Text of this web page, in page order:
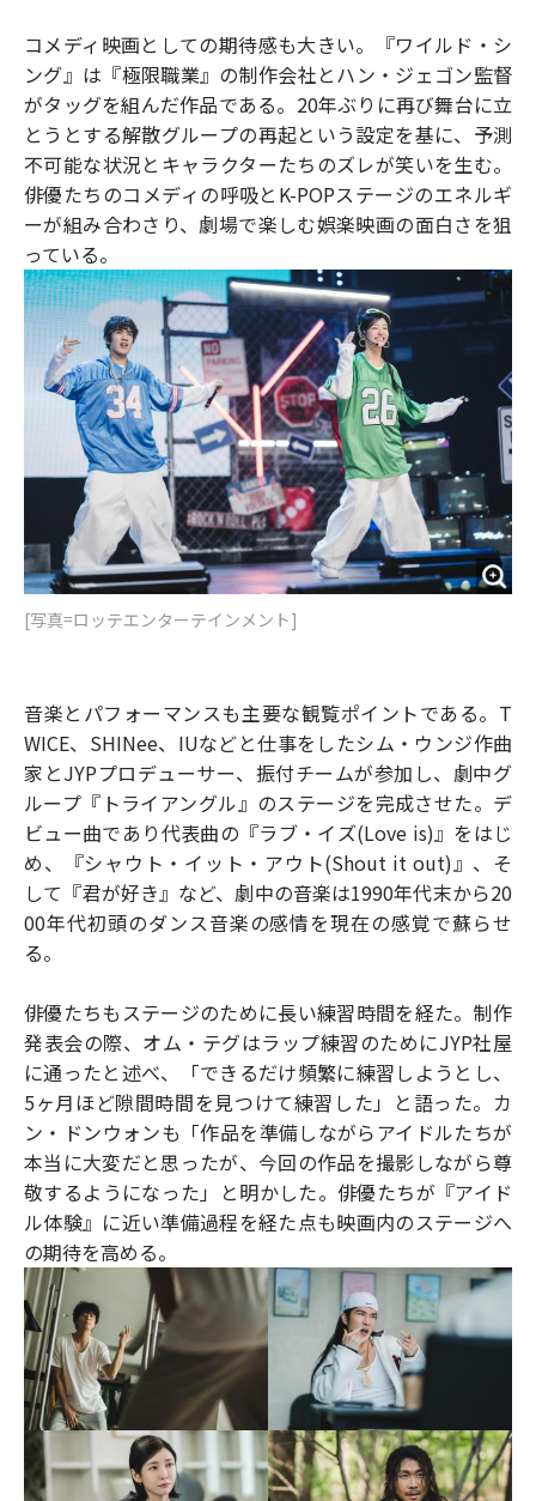
コメディ映画としての期待感も大きい。『ワイルド・シ
ング』は『極限職業』の制作会社とハン・ジェゴン監督
がタッグを組んだ作品である。20年ぶりに再び舞台に立
とうとする解散グループの再起という設定を基に、予測
不可能な状況とキャラクターたちのズレが笑いを生む。
俳優たちのコメディの呼吸とK-POPステージのエネルギ
ーが組み合わさり、劇場で楽しむ娯楽映画の面白さを狙
っている。
[写真=ロッテエンターテインメント]
音楽とパフォーマンスも主要な観覧ポイントである。T
WICE、SHINee、IUなどと仕事をしたシム・ウンジ作曲
家とJYPプロデューサー、振付チームが参加し、劇中グ
ループ『トライアングル』のステージを完成させた。デ
ビュー曲であり代表曲の『ラブ・イズ(Love is)』をはじ
め、『シャウト・イット・アウト(Shout it out)』、そ
して『君が好き』など、劇中の音楽は1990年代末から20
00年代初頭のダンス音楽の感情を現在の感覚で蘇らせ
る。
俳優たちもステージのために長い練習時間を経た。制作
発表会の際、オム・テグはラップ練習のためにJYP社屋
に通ったと述べ、「できるだけ頻繁に練習しようとし、
5ヶ月ほど隙間時間を見つけて練習した」と語った。カ
ン・ドンウォンも「作品を準備しながらアイドルたちが
本当に大変だと思ったが、今回の作品を撮影しながら尊
敬するようになった」と明かした。俳優たちが『アイド
ル体験』に近い準備過程を経た点も映画内のステージへ
の期待を高める。